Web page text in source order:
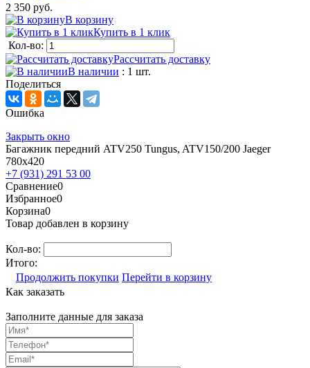
2 350 руб.
В корзину
Купить в 1 клик
Кол-во:
Рассчитать доставку
В наличии : 1 шт.
Поделиться
Ошибка
Закрыть окно
Багажник передний ATV250 Tungus, ATV150/200 Jaeger
780х420
+7 (931) 291 53 00
Сравнение0
Избранное0
Корзина0
Товар добавлен в корзину
Кол-во:
Итого:
Продолжить покупки Перейти в корзину
Как заказать
Заполните данные для заказа